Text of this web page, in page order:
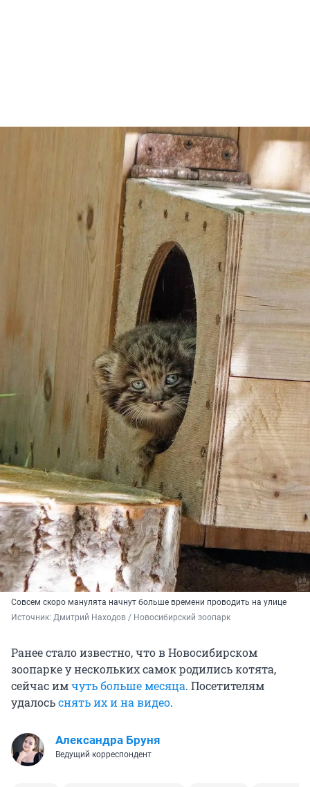
Совсем скоро манулята начнут больше времени проводить на улице
Источник: Дмитрий Находов / Новосибирский зоопарк
Ранее стало известно, что в Новосибирском
зоопарке у нескольких самок родились котята,
сейчас имчуть больше месяца. Посетителям
удалосьснять их и на видео.
Александра Бруня
Ведущий корреспондент